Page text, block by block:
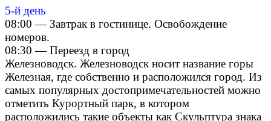
5-й день
08:00 — Завтрак в гостинице. Освобождение
номеров.
08:30 — Переезд в город
Железноводск. Железноводск носит название горы
Железная, где собственно и расположился город. Из
самых популярных достопримечательностей можно
отметить Курортный парк, в котором
расположились такие объекты как Скульптура знака